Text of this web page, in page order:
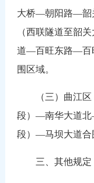
大桥—朝阳路—韶
（西联隧道至韶
道—百旺东路—百
围区域。
（三）曲江区
段）—南华大道北
段）—马坝大道合
三、其他规定